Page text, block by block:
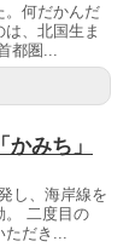
。何だかんだ
、北国生ま
都圏...
みち」
し、海岸線を
。 二度目の
だき...